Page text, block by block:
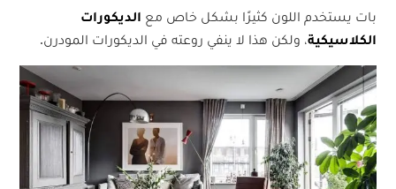
بات يستخدم اللون كثيرًا بشكل خاص مع الديكورات
الكلاسيكية، ولكن هذا لا ينفي روعته في الديكورات المودرن.